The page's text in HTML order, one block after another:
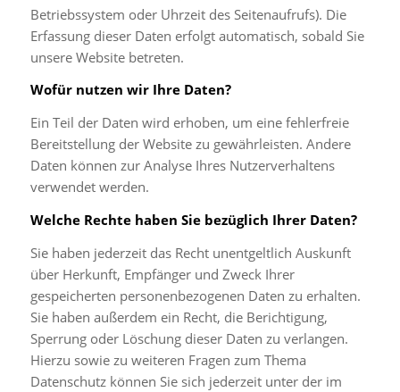
Betriebssystem oder Uhrzeit des Seitenaufrufs). Die
Erfassung dieser Daten erfolgt automatisch, sobald Sie
unsere Website betreten.
Wofür nutzen wir Ihre Daten?
Ein Teil der Daten wird erhoben, um eine fehlerfreie
Bereitstellung der Website zu gewährleisten. Andere
Daten können zur Analyse Ihres Nutzerverhaltens
verwendet werden.
Welche Rechte haben Sie bezüglich Ihrer Daten?
Sie haben jederzeit das Recht unentgeltlich Auskunft
über Herkunft, Empfänger und Zweck Ihrer
gespeicherten personenbezogenen Daten zu erhalten.
Sie haben außerdem ein Recht, die Berichtigung,
Sperrung oder Löschung dieser Daten zu verlangen.
Hierzu sowie zu weiteren Fragen zum Thema
Datenschutz können Sie sich jederzeit unter der im